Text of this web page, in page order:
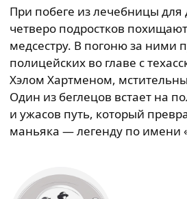
При побеге из лечебницы
четверо подростков
медсестру. В погоню за ними
полицейских во главе с
Хэлом Хартменом,
Один из беглецов встает на
и ужасов путь, который
маньяка — легенду по имени